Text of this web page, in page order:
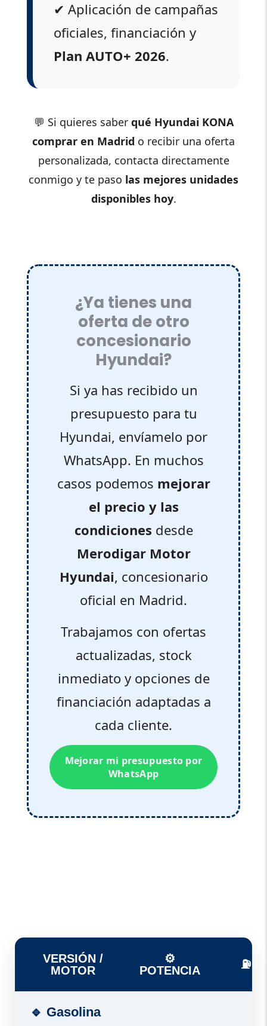
✔ Aplicación de campañas
oficiales, financiación y
Plan AUTO+ 2026.
💬 Si quieres saber qué Hyundai KONA
comprar en Madrid o recibir una oferta
personalizada, contacta directamente
conmigo y te paso las mejores unidades
disponibles hoy.
¿Ya tienes una
oferta de otro
concesionario
Hyundai?
Si ya has recibido un
presupuesto para tu
Hyundai, envíamelo por
WhatsApp. En muchos
casos podemos mejorar
el precio y las
condiciones desde
Merodigar Motor
Hyundai, concesionario
oficial en Madrid.
Trabajamos con ofertas
actualizadas, stock
inmediato y opciones de
financiación adaptadas a
cada cliente.
Mejorar mi presupuesto por
WhatsApp
VERSIÓN /
MOTOR
⚙️
POTENCIA
⛽
🔹 Gasolina